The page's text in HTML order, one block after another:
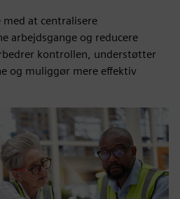
at centralisere
arbejdsgange og reducere
kontrollen, understøtter
og muliggør mere effektiv